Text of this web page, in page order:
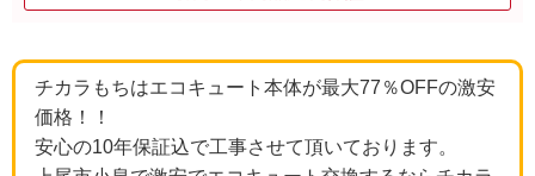
チカラもちはエコキュート本体が最大77％OFFの激安
価格！！
安心の10年保証込で工事させて頂いております。